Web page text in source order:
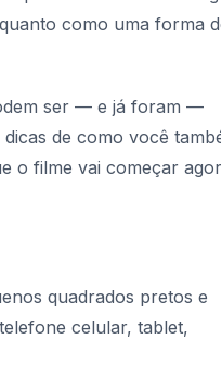
como uma forma
ser — e já foram —
de como você
o filme vai começar
quadrados pretos e
celular, tablet,